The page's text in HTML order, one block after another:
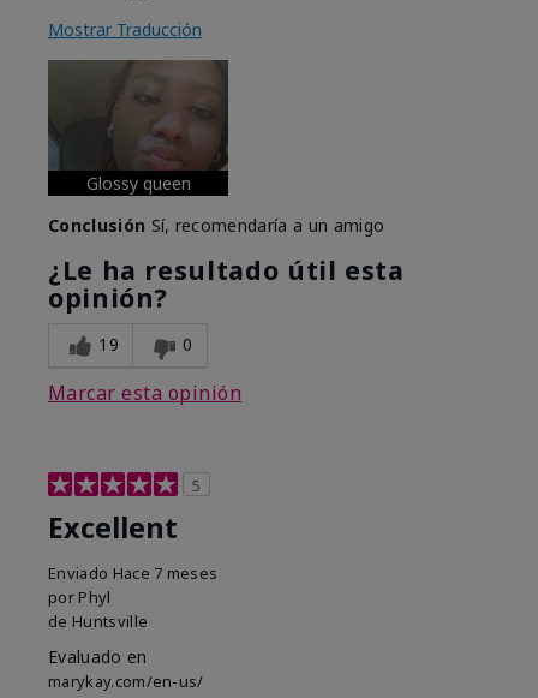
Mostrar Traducción
Glossy queen
Conclusión Sí, recomendaría a un amigo
¿Le ha resultado útil esta
opinión?
19 0
Marcar esta opinión
5
Excellent
Enviado Hace 7 meses
por Phyl
de Huntsville
Evaluado en
marykay.com/en-us/